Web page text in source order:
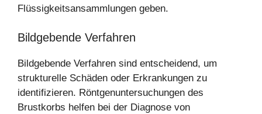
Flüssigkeitsansammlungen geben.
Bildgebende Verfahren
Bildgebende Verfahren sind entscheidend, um
strukturelle Schäden oder Erkrankungen zu
identifizieren. Röntgenuntersuchungen des
Brustkorbs helfen bei der Diagnose von